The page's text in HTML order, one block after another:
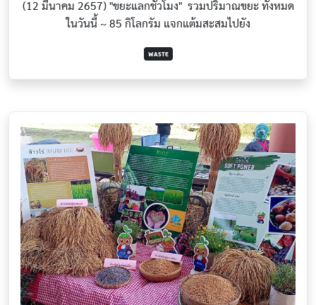
(12 มีนาคม 2657) "ขยะแลกชั่วโมง" รวมปริมาณขยะ ทั้งหมด
ในวันนี้ ~ 85 กิโลกรัม แจกแต้มสะสมไปยัง
WASTE